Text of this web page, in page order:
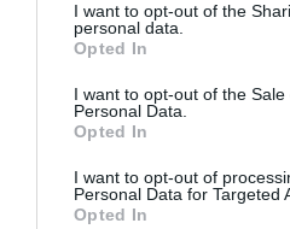
I want to opt-out of the
personal data.
Opted In
I want to opt-out of the Sale
Personal Data.
Opted In
I want to opt-out of
Personal Data for Targeted
Opted In
Judecătorului Muncii
Articol realizat pentru
, avocat
ISEE: pentru ce este